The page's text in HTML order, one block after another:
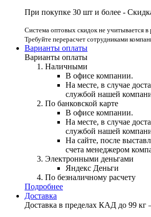
При покупке 30 шт и более -
Система оптовых скидок не учитывается в
Требуйте перерасчет сотрудниками
Варианты оплаты
Варианты оплаты
Наличными
В офисе компании.
На месте, в случае
службой нашей
По банковской карте
В офисе компании.
На месте, в случае
службой нашей
На сайте, после
счета менеджером
Электронными деньгами
Яндекс Деньги
По безналичному расчету
Подробнее
Доставка
Доставка в пределах КАД до 99 кг